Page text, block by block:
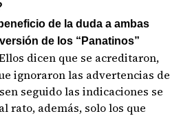
de la duda a ambas
de los “Panatinos”
dicen que se acreditaron,
ignoraron las advertencias de
seguido las indicaciones se
rato, además, solo los que